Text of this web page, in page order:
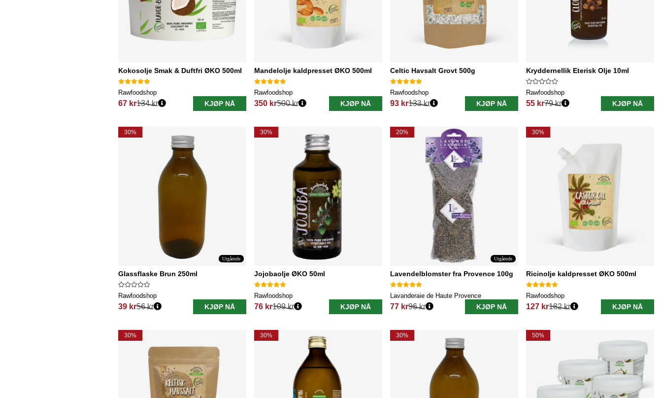
Kokosolje Smak & Duftfri ØKO 500ml
Rawfoodshop
67 kr
Vanlig pris:
134 kr KJØP NÅ
Mandelolje kaldpresset ØKO 500ml
Rawfoodshop
350 kr
Vanlig pris:
500 kr KJØP NÅ
Celtic Havsalt Grovt 500g
Rawfoodshop
93 kr
Vanlig pris:
133 kr KJØP NÅ
Kryddernellik Eterisk Olje 10ml
Rawfoodshop
55 kr
Vanlig pris:
79 kr KJØP NÅ
30%
Utgående
Glassflaske Brun 250ml
Rawfoodshop
39 kr
Vanlig pris:
56 kr KJØP NÅ
30%
Jojobaolje ØKO 50ml
Rawfoodshop
76 kr
Vanlig pris:
109 kr KJØP NÅ
20%
Utgående
Lavendelblomster fra Provence 100g
Lavanderaie de Haute Provence
77 kr
Vanlig pris:
96 kr KJØP NÅ
30%
Ricinolje kaldpresset ØKO 500ml
Rawfoodshop
127 kr
Vanlig pris:
182 kr KJØP NÅ
30% 30% 30% 50%